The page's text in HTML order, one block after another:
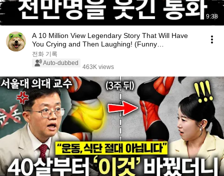
9:38
A 10 Million View Legendary Story That Will Have
You Crying and Then Laughing! (Funny
Video/Webtoon)
전화 기록
Auto-dubbed
463K views